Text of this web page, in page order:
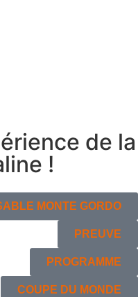
de la
!
MONTE GORDO
PREUVE
PROGRAMME
COUPE DU MONDE